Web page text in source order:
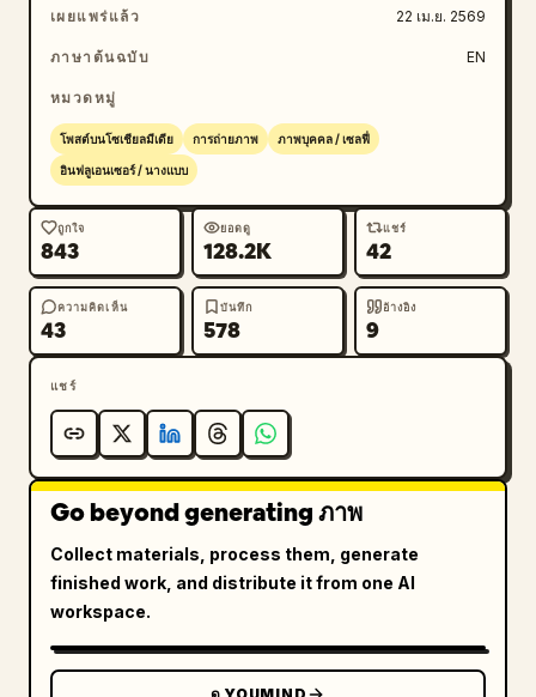
เผยแพร่แล้ว 22 เม.ย. 2569
ภาษาต้นฉบับ EN
หมวดหมู่
โพสต์บนโซเชียลมีเดีย การถ่ายภาพ ภาพบุคคล / เซลฟี่
อินฟลูเอนเซอร์ / นางแบบ
ถูกใจ
843
ยอดดู
128.2K
แชร์
42
ความคิดเห็น
43
บันทึก
578
อ้างอิง
9
แชร์
Go beyond generating ภาพ
Collect materials, process them, generate
finished work, and distribute it from one AI
workspace.